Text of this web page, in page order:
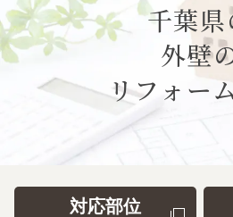
千葉
外壁
リフォー
対応部位